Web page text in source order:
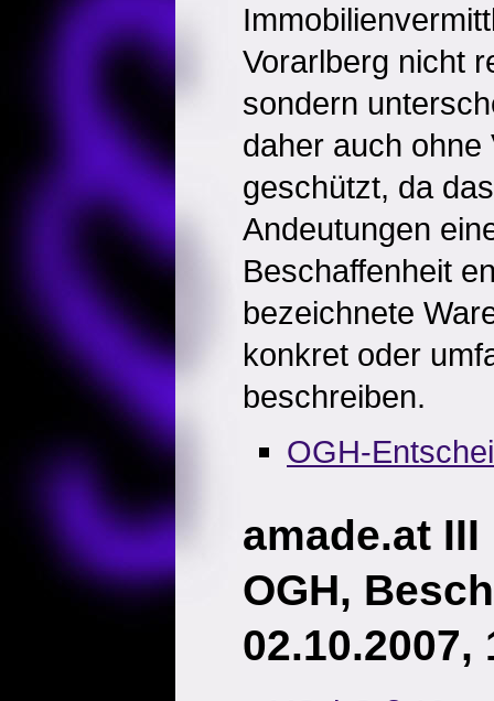
Vorarlberg nicht
sondern
daher auch ohne
geschützt, da
Andeutungen
Beschaffenheit
bezeichnete
konkret oder
beschreiben.
OGH-
amade.at III
OGH,
02.10.2007,